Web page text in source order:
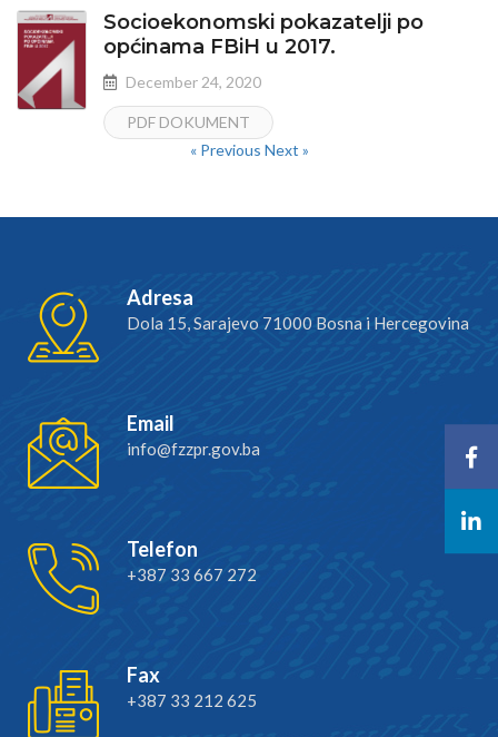
Socioekonomski pokazatelji po
općinama FBiH u 2017.
December 24, 2020
PDF DOKUMENT
« Previous Next »
Adresa
Dola 15, Sarajevo 71000 Bosna i Hercegovina
Email
info@fzzpr.gov.ba
Telefon
+387 33 667 272
Fax
+387 33 212 625